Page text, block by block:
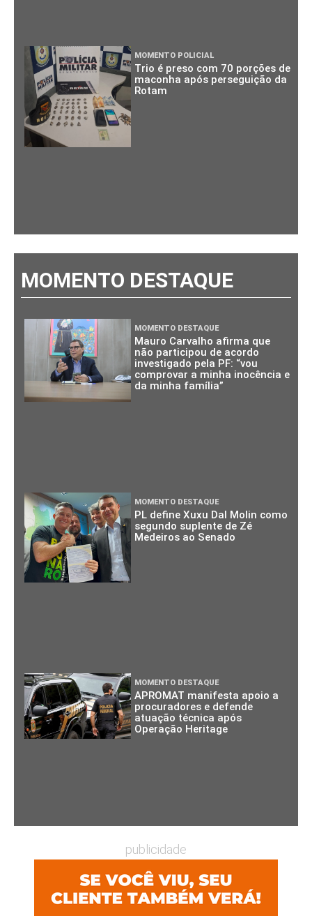
MOMENTO POLICIAL
Trio é preso com 70 porções de
maconha após perseguição da
Rotam
MOMENTO DESTAQUE
MOMENTO DESTAQUE
Mauro Carvalho afirma que
não participou de acordo
investigado pela PF: “vou
comprovar a minha inocência e
da minha família”
MOMENTO DESTAQUE
PL define Xuxu Dal Molin como
segundo suplente de Zé
Medeiros ao Senado
MOMENTO DESTAQUE
APROMAT manifesta apoio a
procuradores e defende
atuação técnica após
Operação Heritage
publicidade